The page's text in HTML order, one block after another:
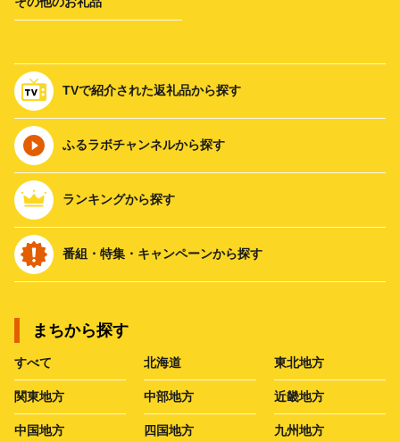
TVで紹介された返礼品から探す
ふるラボチャンネルから探す
ランキングから探す
番組・特集・キャンペーンから探す
まちから探す
すべて 北海道 東北地方
関東地方 中部地方 近畿地方
中国地方 四国地方 九州地方